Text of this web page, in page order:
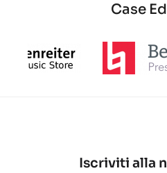
Case
Iscriviti alla